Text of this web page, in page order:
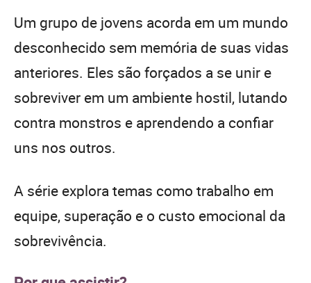
Um grupo de jovens acorda em um mundo
desconhecido sem memória de suas vidas
anteriores. Eles são forçados a se unir e
sobreviver em um ambiente hostil, lutando
contra monstros e aprendendo a confiar
uns nos outros.
A série explora temas como trabalho em
equipe, superação e o custo emocional da
sobrevivência.